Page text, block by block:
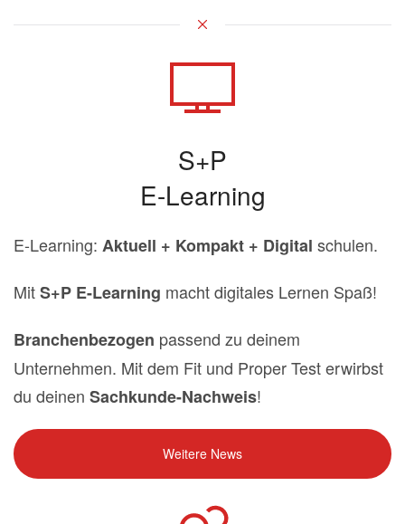
S+P
E-Learning
E-Learning: Aktuell + Kompakt + Digital schulen.
MitS+P E-Learning macht digitales Lernen Spaß!
Branchenbezogen passend zu deinem
Unternehmen. Mit dem Fit und Proper Test erwirbst
du deinen Sachkunde-Nachweis!
Weitere News